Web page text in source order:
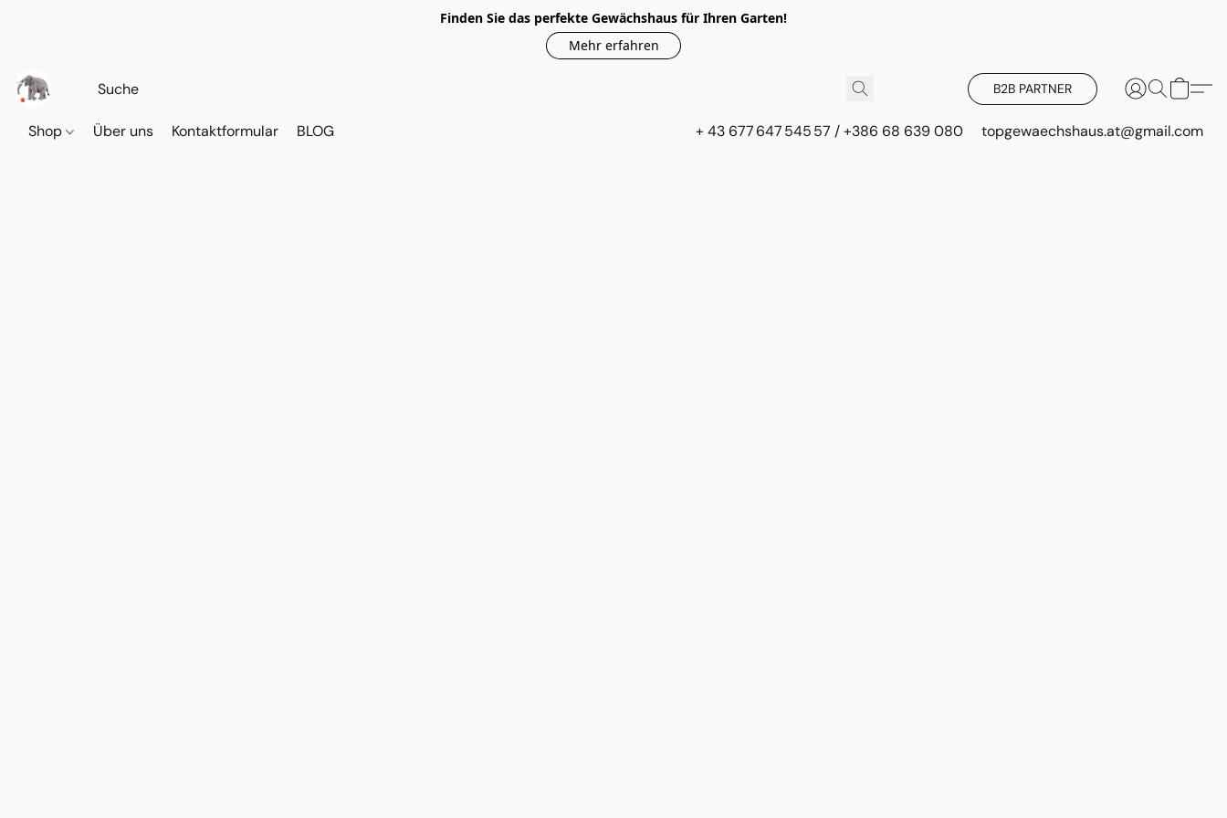
Finden Sie das perfekte Gewächshaus für Ihren Garten!
Mehr erfahren
B2B PARTNER
Shop Über uns Kontaktformular BLOG + 43 677 647 545 57 / +386 68 639 080 topgewaechshaus.at@gmail.com